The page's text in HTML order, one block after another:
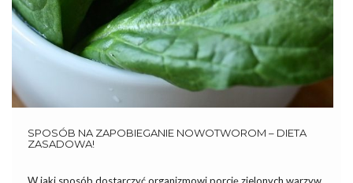
SPOSÓB NA ZAPOBIEGANIE NOWOTWOROM – DIETA
ZASADOWA!
W jaki sposób dostarczyć organizmowi porcję zielonych warzyw